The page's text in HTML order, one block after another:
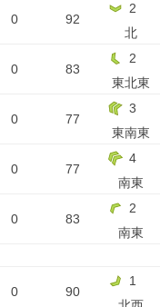
0 92
2
北
0 83
2
東北東
0 77
3
東南東
0 77
4
南東
0 83
2
南東
0 90
1